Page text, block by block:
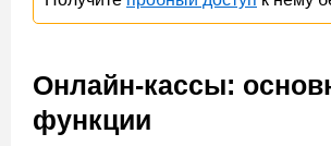
Онлайн-кассы:
функции